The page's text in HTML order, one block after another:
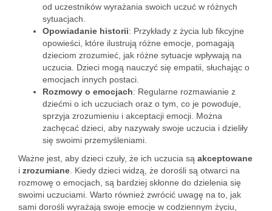
od uczestników wyrażania swoich uczuć w różnych
sytuacjach.
Opowiadanie historii: Przykłady z życia lub fikcyjne
opowieści, które ilustrują różne emocje, pomagają
dzieciom zrozumieć, jak różne sytuacje wpływają na
uczucia. Dzieci mogą nauczyć się empatii, słuchając o
emocjach innych postaci.
Rozmowy o emocjach: Regularne rozmawianie z
dziećmi o ich uczuciach oraz o tym, co je powoduje,
sprzyja zrozumieniu i akceptacji emocji. Można
zachęcać dzieci, aby nazywały swoje uczucia i dzieliły
się swoimi przemyśleniami.
Ważne jest, aby dzieci czuły, że ich uczucia są akceptowane
i zrozumiane . Kiedy dzieci widzą, że dorośli są otwarci na
rozmowę o emocjach, są bardziej skłonne do dzielenia się
swoimi uczuciami. Warto również zwrócić uwagę na to, jak
sami dorośli wyrażają swoje emocje w codziennym życiu,